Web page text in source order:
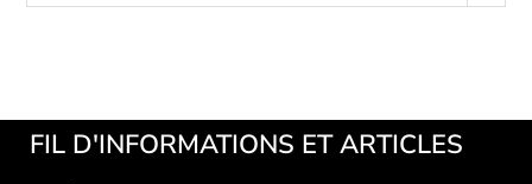
FIL D'INFORMATIONS ET ARTICLES